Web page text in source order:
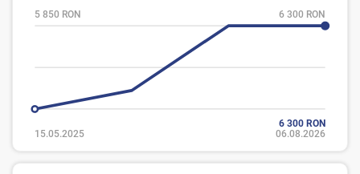
5 850 RON 6 300 RON
6 300 RON
15.05.2025
06.08.2026